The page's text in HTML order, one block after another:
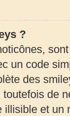
?
un code
des
de
illisible et un